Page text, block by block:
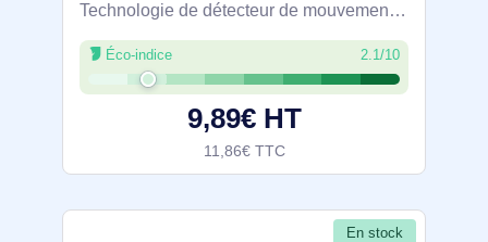
Technologie de détecteur de mouvement:
Optique, Interface de l'appareil: Bluetooth,
Résolution en mouvement: 1600 DPI,
Type de boutons: Boutons poussoirs,
Éco-indice 2.1/10
9,89€ HT
11,86€ TTC
En stock